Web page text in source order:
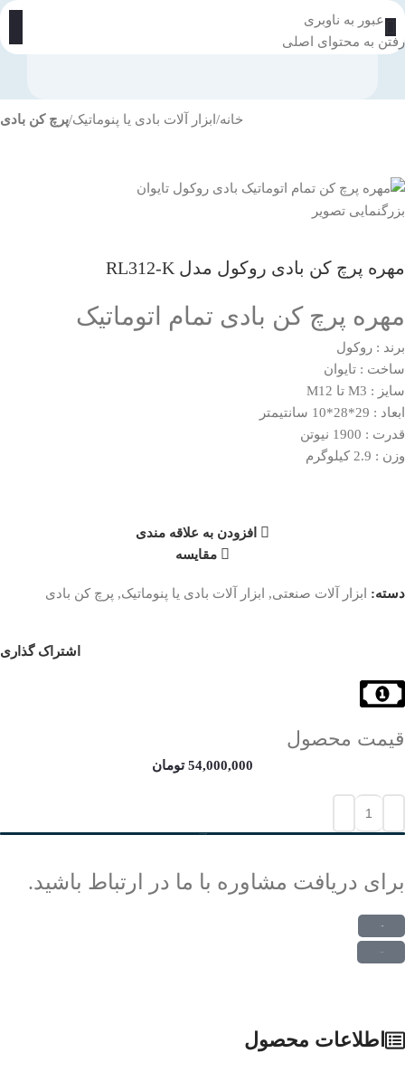
عبور به ناوبری
رفتن به محتوای اصلی
خانه ابزار آلات بادی یا پنوماتیک پرچ کن بادی
بزرگنمایی تصویر
مهره پرچ کن بادی روکول مدل RL312-K
مهره پرچ کن بادی تمام اتوماتیک
برند : روکول
ساخت : تایوان
سایز : M3 تا M12
ابعاد : 29*28*10 سانتیمتر
قدرت : 1900 نیوتن
وزن : 2.9 کیلوگرم
افزودن به علاقه مندی
مقایسه
دسته: ابزار آلات صنعتی, ابزار آلات بادی یا پنوماتیک, پرچ کن بادی
اشتراک گذاری
قیمت محصول
54,000,000 تومان
برای دریافت مشاوره با ما در ارتباط باشید.
اطلاعات محصول